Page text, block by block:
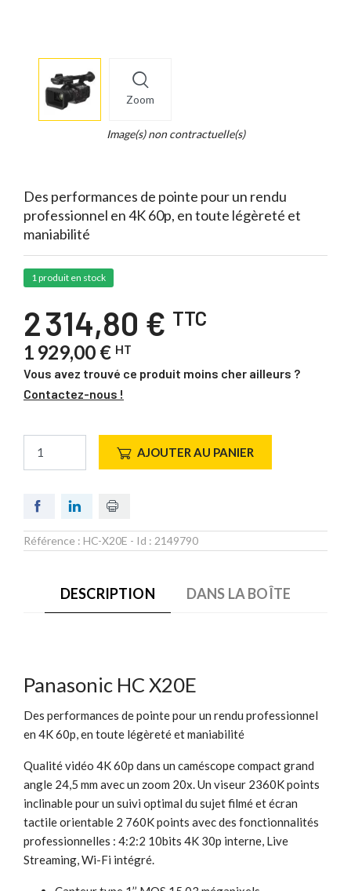
Zoom
info
Legend...
Image(s) non contractuelle(s)
Des performances de pointe pour un rendu
professionnel en 4K 60p, en toute légèreté et
maniabilité
1 produit en stock
2 314,80 € TTC
1 929,00 € HT
Vous avez trouvé ce produit moins cher ailleurs ?
Contactez-nous !
AJOUTER AU PANIER
Référence : HC-X20E - Id : 2149790
DESCRIPTION DANS LA BOÎTE
Panasonic HC X20E
Des performances de pointe pour un rendu professionnel
en 4K 60p, en toute légèreté et maniabilité
Qualité vidéo 4K 60p dans un caméscope compact grand
angle 24,5 mm avec un zoom 20x. Un viseur 2360K points
inclinable pour un suivi optimal du sujet filmé et écran
tactile orientable 2 760K points avec des fonctionnalités
professionnelles : 4:2:2 10bits 4K 30p interne, Live
Streaming, Wi-Fi intégré.